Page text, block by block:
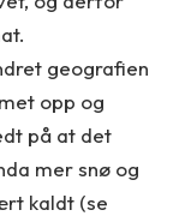
geografien
opp og
på at det
mer snø og
kaldt (se